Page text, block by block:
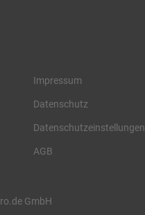
Impressum
Datenschutz
Datenschutzeinstellungen
AGB
GmbH